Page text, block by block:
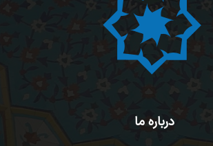
درباره ما